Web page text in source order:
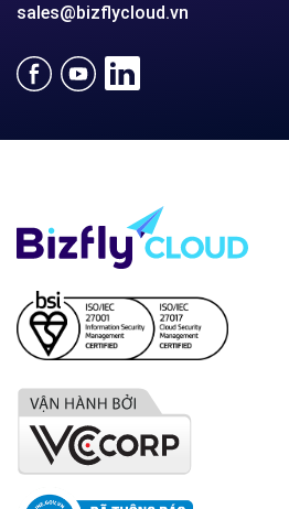
sales@bizflycloud.vn